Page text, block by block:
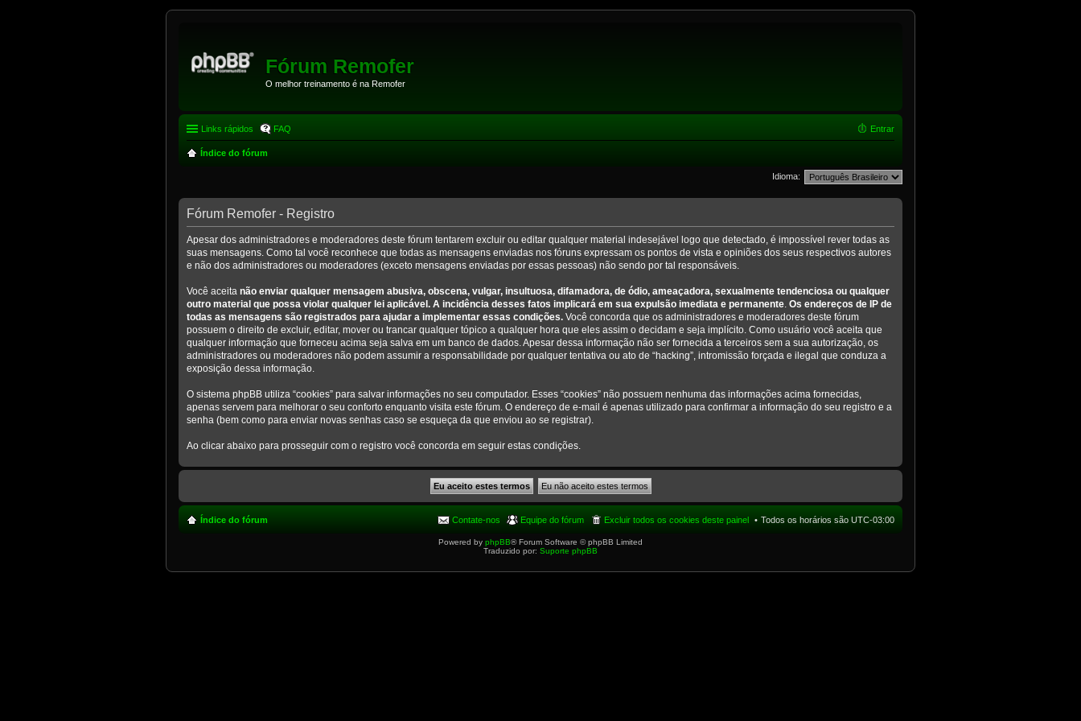
Fórum Remofer
O melhor treinamento é na Remofer
Links rápidos FAQ Entrar
Índice do fórum
Idioma:
Fórum Remofer - Registro
Apesar dos administradores e moderadores deste fórum tentarem excluir ou editar qualquer material indesejável logo que detectado, é impossível rever todas as
suas mensagens. Como tal você reconhece que todas as mensagens enviadas nos fóruns expressam os pontos de vista e opiniões dos seus respectivos autores
e não dos administradores ou moderadores (exceto mensagens enviadas por essas pessoas) não sendo por tal responsáveis.
Você aceita não enviar qualquer mensagem abusiva, obscena, vulgar, insultuosa, difamadora, de ódio, ameaçadora, sexualmente tendenciosa ou qualquer
outro material que possa violar qualquer lei aplicável. A incidência desses fatos implicará em sua expulsão imediata e permanente Os endereços de IP de
todas as mensagens são registrados para ajudar a implementar essas condições. Você concorda que os administradores e moderadores deste fórum
possuem o direito de excluir, editar, mover ou trancar qualquer tópico a qualquer hora que eles assim o decidam e seja implícito. Como usuário você aceita que
qualquer informação que forneceu acima seja salva em um banco de dados. Apesar dessa informação não ser fornecida a terceiros sem a sua autorização, os
administradores ou moderadores não podem assumir a responsabilidade por qualquer tentativa ou ato de “hacking”, intromissão forçada e ilegal que conduza a
exposição dessa informação.
O sistema phpBB utiliza “cookies” para salvar informações no seu computador. Esses “cookies” não possuem nenhuma das informações acima fornecidas,
apenas servem para melhorar o seu conforto enquanto visita este fórum. O endereço de e-mail é apenas utilizado para confirmar a informação do seu registro e a
senha (bem como para enviar novas senhas caso se esqueça da que enviou ao se registrar).
Ao clicar abaixo para prosseguir com o registro você concorda em seguir estas condições.
Índice do fórum Todos os horários são UTC-03:00
Excluir todos os cookies deste painel
Equipe do fórum
Contate-nos
Powered by phpBB® Forum Software © phpBB Limited
Traduzido por: Suporte phpBB